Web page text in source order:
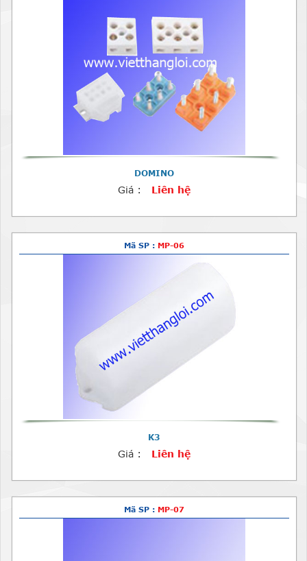
DOMINO
Giá : Liên hệ
Mã SP : MP-06
K3
Giá : Liên hệ
Mã SP : MP-07